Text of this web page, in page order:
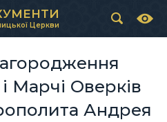
Церкви
Марчі Оверків
Андрея